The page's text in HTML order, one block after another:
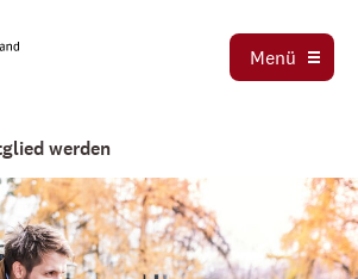
Menü
werden